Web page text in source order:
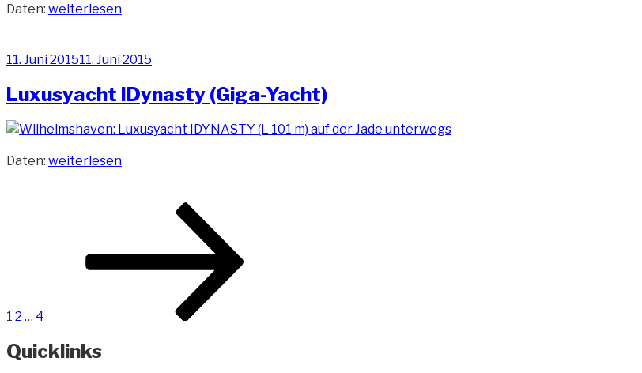
Daten: „Luxusyacht
Yacht)“
weiterlesen
Veröffentlicht
11. Juni 201511. Juni 2015
Luxusyacht IDynasty (Giga-Yacht)
Daten: „Luxusyacht
weiterlesen
Beitragsnavigation
1 2 … 4
Quicklinks